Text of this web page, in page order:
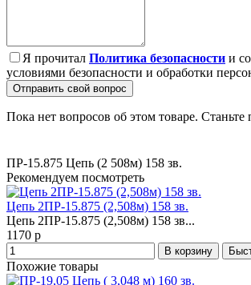
Я прочитал Политика безопасности и
условиями безопасности и обработки
Отправить свой вопрос
Пока нет вопросов об этом товаре.
ПР-15.875 Цепь (2 508м) 158 зв.
Рекомендуем посмотреть
Цепь 2ПР-15.875 (2,508м) 158 зв.
Цепь 2ПР-15.875 (2,508м) 158 зв...
1170 р
В корзину
Похожие товары